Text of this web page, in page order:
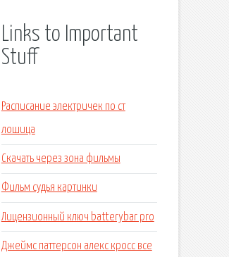
Links to Important
Stuff
Расписание электричек по ст
лошица
Скачать через зона фильмы
Фильм судья картинки
Лицензионный ключ batterybar pro
Джеймс паттерсон алекс кросс все